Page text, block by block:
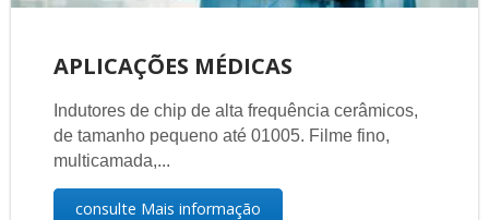
APLICAÇÕES MÉDICAS
Indutores de chip de alta frequência cerâmicos,
de tamanho pequeno até 01005. Filme fino,
multicamada,...
consulte Mais informação